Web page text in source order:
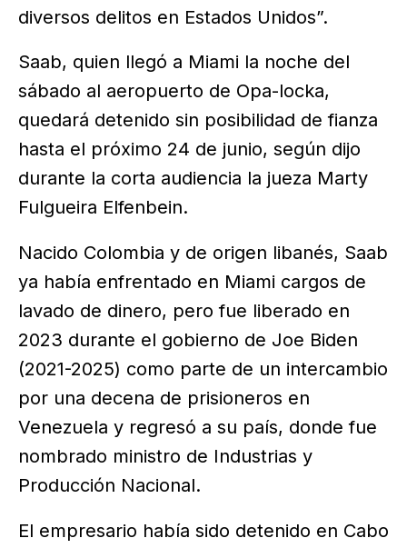
diversos delitos en Estados Unidos”.
Saab, quien llegó a Miami la noche del
sábado al aeropuerto de Opa-locka,
quedará detenido sin posibilidad de fianza
hasta el próximo 24 de junio, según dijo
durante la corta audiencia la jueza Marty
Fulgueira Elfenbein.
Nacido Colombia y de origen libanés, Saab
ya había enfrentado en Miami cargos de
lavado de dinero, pero fue liberado en
2023 durante el gobierno de Joe Biden
(2021-2025) como parte de un intercambio
por una decena de prisioneros en
Venezuela y regresó a su país, donde fue
nombrado ministro de Industrias y
Producción Nacional.
El empresario había sido detenido en Cabo